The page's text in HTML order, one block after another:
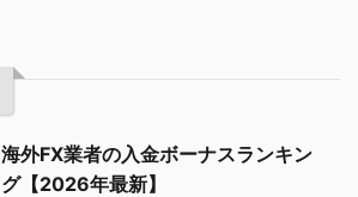
海外FX業者の入金ボーナスランキン
グ【2026年最新】